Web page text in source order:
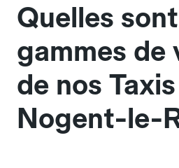
Quelles
gammes de
de nos
Nogent-le-